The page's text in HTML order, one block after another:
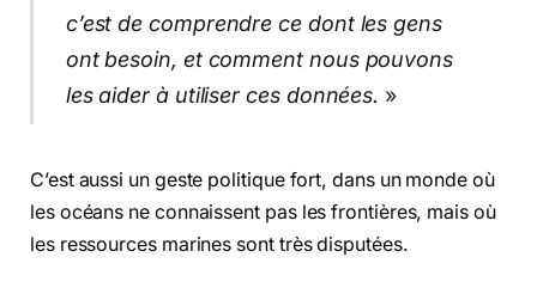
c’est de comprendre ce dont les gens
ont besoin, et comment nous pouvons
les aider à utiliser ces données. »
C’est aussi un geste politique fort, dans un monde où
les océans ne connaissent pas les frontières, mais où
les ressources marines sont très disputées.